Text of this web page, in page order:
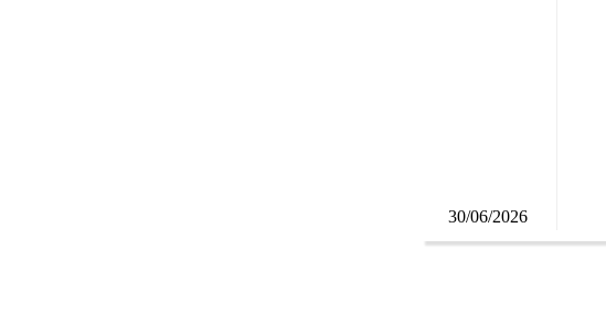
30/06/2026